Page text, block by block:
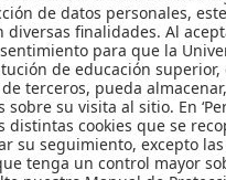
de Verano